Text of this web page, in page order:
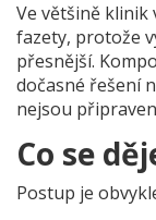
Ve většině klinik
fazety, protože
přesnější.
dočasné řešení
nejsou
Co se
Postup je